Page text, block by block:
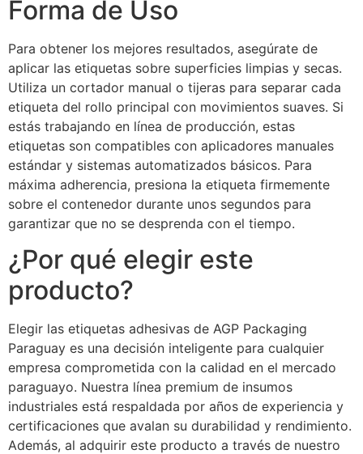
Forma de Uso
Para obtener los mejores resultados, asegúrate de
aplicar las etiquetas sobre superficies limpias y secas.
Utiliza un cortador manual o tijeras para separar cada
etiqueta del rollo principal con movimientos suaves. Si
estás trabajando en línea de producción, estas
etiquetas son compatibles con aplicadores manuales
estándar y sistemas automatizados básicos. Para
máxima adherencia, presiona la etiqueta firmemente
sobre el contenedor durante unos segundos para
garantizar que no se desprenda con el tiempo.
¿Por qué elegir este
producto?
Elegir las etiquetas adhesivas de AGP Packaging
Paraguay es una decisión inteligente para cualquier
empresa comprometida con la calidad en el mercado
paraguayo. Nuestra línea premium de insumos
industriales está respaldada por años de experiencia y
certificaciones que avalan su durabilidad y rendimiento.
Además, al adquirir este producto a través de nuestro